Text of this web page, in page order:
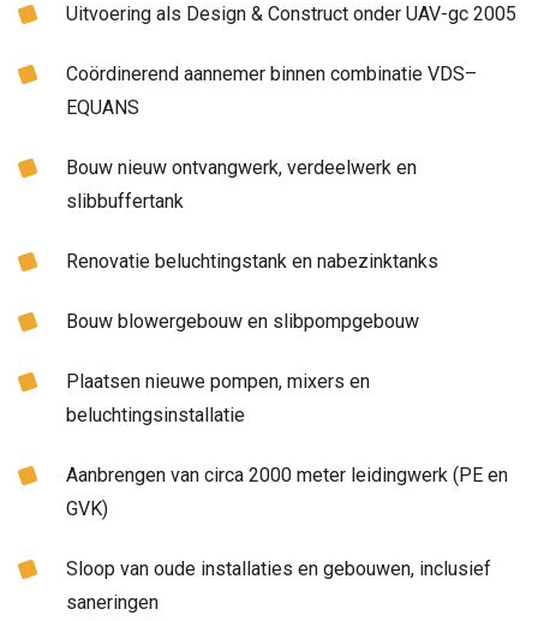
Uitvoering als Design & Construct onder UAV-gc 2005
Coördinerend aannemer binnen combinatie VDS–
EQUANS
Bouw nieuw ontvangwerk, verdeelwerk en
slibbuffertank
Renovatie beluchtingstank en nabezinktanks
Bouw blowergebouw en slibpompgebouw
Plaatsen nieuwe pompen, mixers en
beluchtingsinstallatie
Aanbrengen van circa 2000 meter leidingwerk (PE en
GVK)
Sloop van oude installaties en gebouwen, inclusief
saneringen